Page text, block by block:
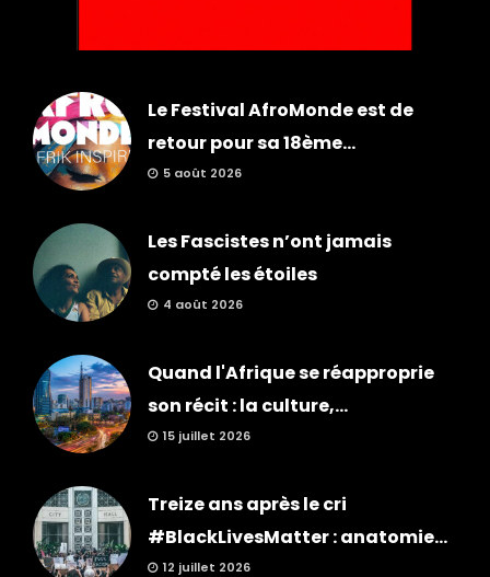
Le Festival AfroMonde est de
retour pour sa 18ème...
5 août 2026
Les Fascistes n’ont jamais
compté les étoiles
4 août 2026
Quand l'Afrique se réapproprie
son récit : la culture,...
15 juillet 2026
Treize ans après le cri
#BlackLivesMatter : anatomie...
12 juillet 2026